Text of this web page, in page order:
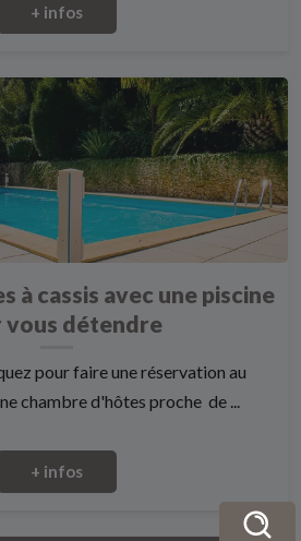
+ infos
à cassis avec une piscine
vous détendre
pour faire une réservation au
chambre d'hôtes proche de ...
+ infos